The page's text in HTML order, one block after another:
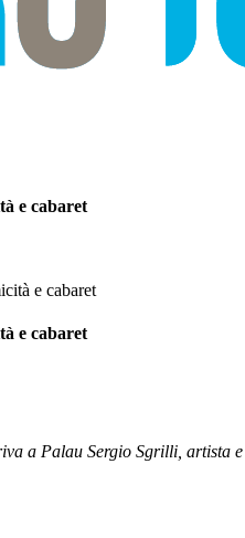
e cabaret
e cabaret
e cabaret
a Palau Sergio Sgrilli, artista